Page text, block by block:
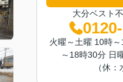
大分ベスト
火曜～土曜 10時
～18時30分 日
（休：